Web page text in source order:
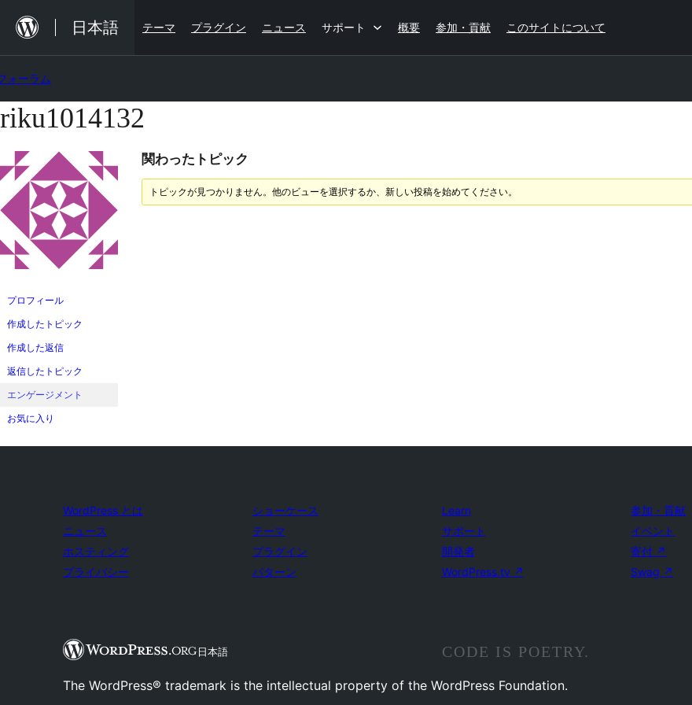
を
ス
キ
ッ
日本語 テーマ プラグイン ニュース サポート 概要 参加・貢献 このサイトについて
ォーラム
コ
ン
ツ
ス
ッ
プ
riku1014132
プロフィール
作成したトピック
作成した返信
返信したトピック
エンゲージメント
お気に入り
関わったトピック
トピックが見つかりません。他のビューを選択するか、新しい投稿を始めてください。
WordPress とは
ニュース
ホスティング
プライバシー
ショーケース
テーマ
プラグイン
パターン
Learn
サポート
開発者
WordPress.tv ↗
参加・貢献
イベント
寄付 ↗
Swag ↗
日本語 CODE IS POETRY.
The WordPress® trademark is the intellectual property of the WordPress Foundation.